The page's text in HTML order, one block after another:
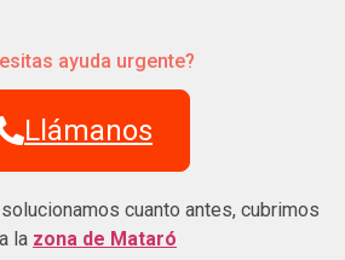
ayuda urgente?
Llámanos
cuanto antes, cubrimos
la zona de Mataró